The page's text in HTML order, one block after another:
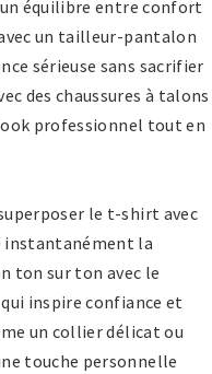
équilibre entre confort
un tailleur-pantalon
sérieuse sans sacrifier
des chaussures à talons
professionnel tout en
le t-shirt avec
instantanément la
ton sur ton avec le
inspire confiance et
un collier délicat ou
touche personnelle